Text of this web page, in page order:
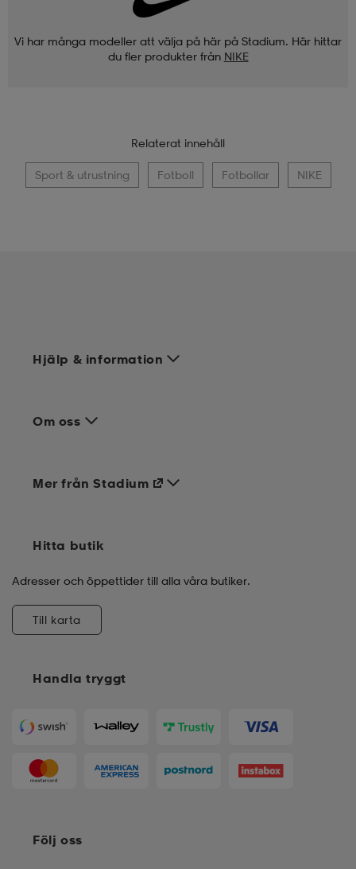
Vi har många modeller att välja på här på Stadium. Här hittar
du fler produkter från NIKE
Relaterat innehåll
Sport & utrustning Fotboll Fotbollar NIKE
Hjälp & information
Om oss
Handla tryggt
Mer från Stadium
Hitta butik
Adresser och öppettider till alla våra butiker.
Till karta
Följ oss